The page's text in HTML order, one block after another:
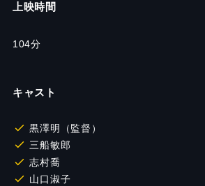
上映時間
104分
キャスト
黒澤明（監督）
三船敏郎
志村喬
山口淑子